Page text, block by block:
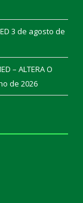
3 de agosto de
– ALTERA O
de 2026